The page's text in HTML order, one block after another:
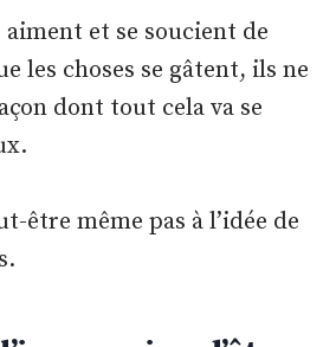
et se soucient de
les choses se gâtent, ils ne
dont tout cela va se
être même pas à l’idée de